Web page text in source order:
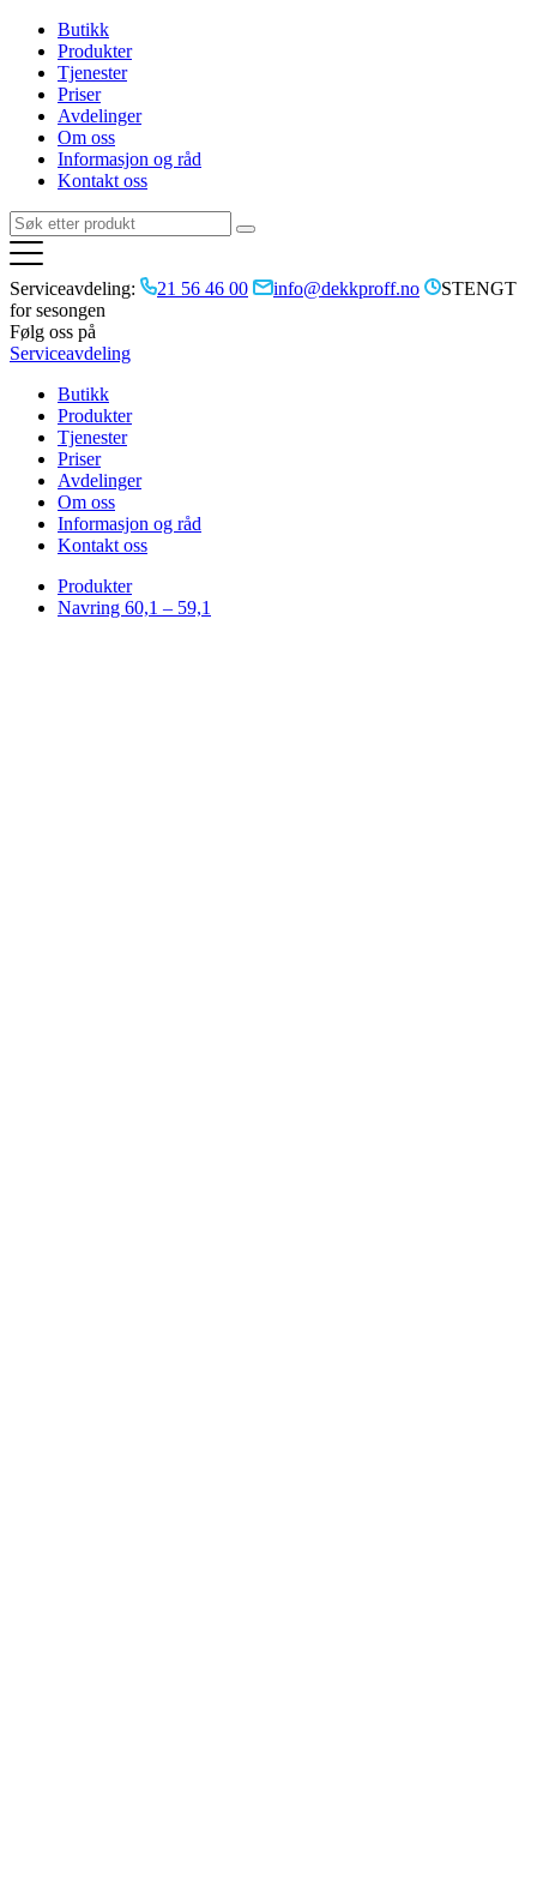
Butikk
Produkter
Tjenester
Priser
Avdelinger
Om oss
Informasjon og råd
Kontakt oss
Serviceavdeling: 21 56 46 00 info@dekkproff.no
STENGT
for sesongen
Følg oss på
Serviceavdeling
Butikk
Produkter
Tjenester
Priser
Avdelinger
Om oss
Informasjon og råd
Kontakt oss
Produkter
Navring 60,1 – 59,1